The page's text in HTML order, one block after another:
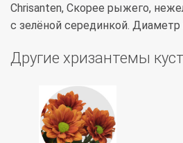
Chrisanten, Скорее рыжего,
с зелёной серединкой.
Другие хризантемы